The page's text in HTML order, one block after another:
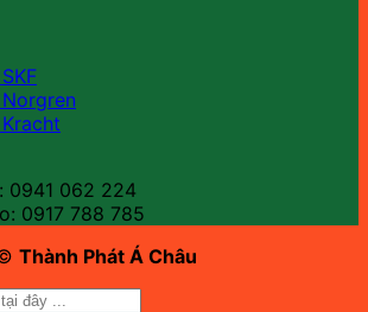
0941 062 224
0917 788 785
Thành Phát Á Châu